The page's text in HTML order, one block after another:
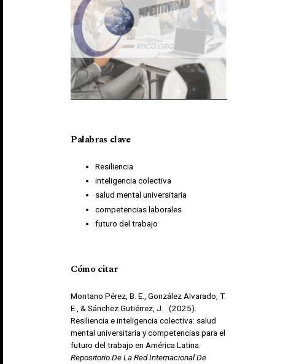
Palabras clave
Resiliencia
inteligencia colectiva
salud mental universitaria
competencias laborales
futuro del trabajo
Cómo citar
Montano Pérez, B. E., González Alvarado, T.
E., & Sánchez Gutiérrez, J. . (2025).
Resiliencia e inteligencia colectiva: salud
mental universitaria y competencias para el
futuro del trabajo en América Latina.
Repositorio De La Red Internacional De